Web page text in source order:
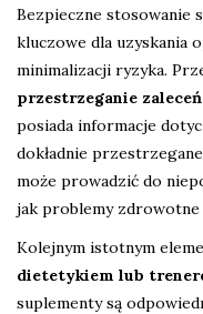
Bezpieczne stosowanie
kluczowe dla uzyskania
minimalizacji ryzyka.
przestrzeganie
posiada informacje
dokładnie
może prowadzić do
jak problemy zdrowotne
Kolejnym istotnym
dietetykiem lub
suplementy są